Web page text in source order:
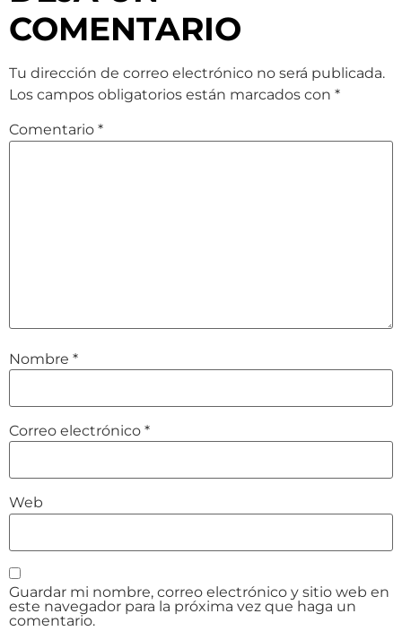
COMENTARIO
Tu dirección de correo electrónico no será publicada.
Los campos obligatorios están marcados con *
Comentario *
Nombre *
Correo electrónico *
Web
Guardar mi nombre, correo electrónico y sitio web en
este navegador para la próxima vez que haga un
comentario.